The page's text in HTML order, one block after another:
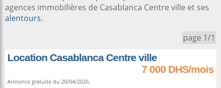
agences immobilières de Casablanca Centre ville et ses
alentours.
page 1/1
Location Casablanca Centre ville
7 000 DHS/mois
Annonce gratuite du 20/04/2026.